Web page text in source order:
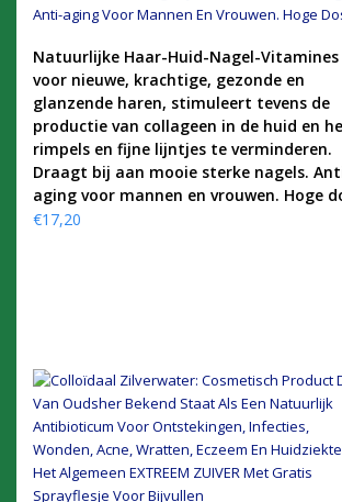
KOOP PRODUCT
Natuurlijke Haar-Huid-Nagel-Vitamines
voor nieuwe, krachtige, gezonde en
glanzende haren, stimuleert tevens de
productie van collageen in de huid en
rimpels en fijne lijntjes te verminderen.
Draagt bij aan mooie sterke nagels.
aging voor mannen en vrouwen. Hoge
€17,20